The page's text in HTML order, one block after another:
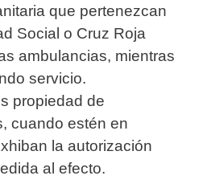
que pertenezcan
Social o Cruz Roja
ambulancias, mientras
servicio.
propiedad de
cuando estén en
la autorización
al efecto.